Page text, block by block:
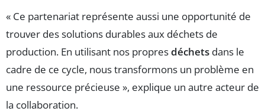
« Ce partenariat représente aussi une opportunité de
trouver des solutions durables aux déchets de
production. En utilisant nos propresdéchets dans le
cadre de ce cycle, nous transformons un problème en
une ressource précieuse », explique un autre acteur de
la collaboration.